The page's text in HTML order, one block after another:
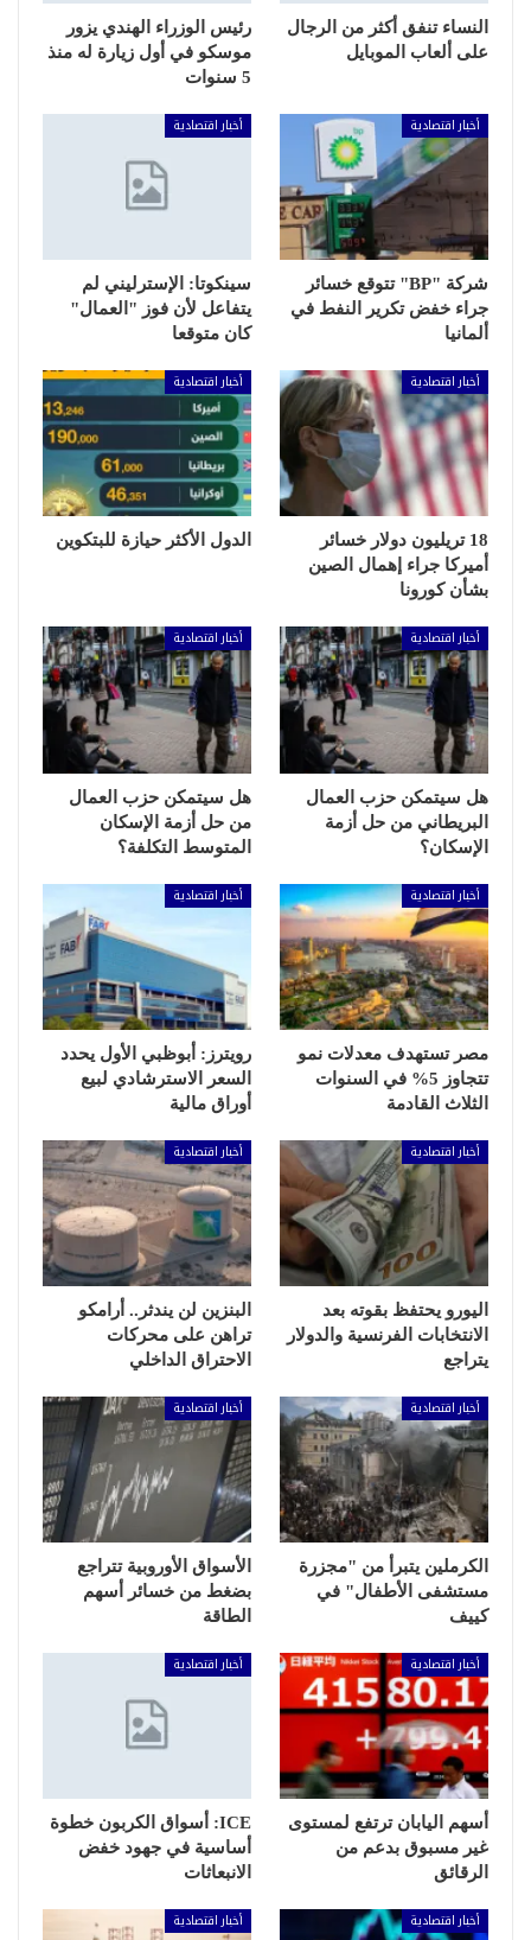
النساء تنفق أكثر من الرجال
على ألعاب الموبايل
رئيس الوزراء الهندي يزور
موسكو في أول زيارة له منذ
5 سنوات
أخبار اقتصادية
شركة "BP" تتوقع خسائر
جراء خفض تكرير النفط في
ألمانيا
أخبار اقتصادية
سينكوتا: الإسترليني لم
يتفاعل لأن فوز "العمال"
كان متوقعا
أخبار اقتصادية
18 تريليون دولار خسائر
أميركا جراء إهمال الصين
بشأن كورونا
أخبار اقتصادية
الدول الأكثر حيازة للبتكوين
أخبار اقتصادية
هل سيتمكن حزب العمال
البريطاني من حل أزمة
الإسكان؟
أخبار اقتصادية
هل سيتمكن حزب العمال
من حل أزمة الإسكان
المتوسط التكلفة؟
أخبار اقتصادية
مصر تستهدف معدلات نمو
تتجاوز 5% في السنوات
الثلاث القادمة
أخبار اقتصادية
رويترز: أبوظبي الأول يحدد
السعر الاسترشادي لبيع
أوراق مالية
أخبار اقتصادية
اليورو يحتفظ بقوته بعد
الانتخابات الفرنسية والدولار
يتراجع
أخبار اقتصادية
البنزين لن يندثر.. أرامكو
تراهن على محركات
الاحتراق الداخلي
أخبار اقتصادية
الكرملين يتبرأ من "مجزرة
مستشفى الأطفال" في
كييف
أخبار اقتصادية
الأسواق الأوروبية تتراجع
بضغط من خسائر أسهم
الطاقة
أخبار اقتصادية
أسهم اليابان ترتفع لمستوى
غير مسبوق بدعم من
الرقائق
أخبار اقتصادية
ICE: أسواق الكربون خطوة
أساسية في جهود خفض
الانبعاثات
أخبار اقتصادية أخبار اقتصادية